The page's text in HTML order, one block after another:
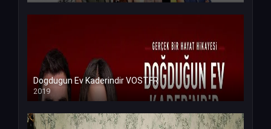
Dogdugun Ev Kaderindir VOSTFR
2019